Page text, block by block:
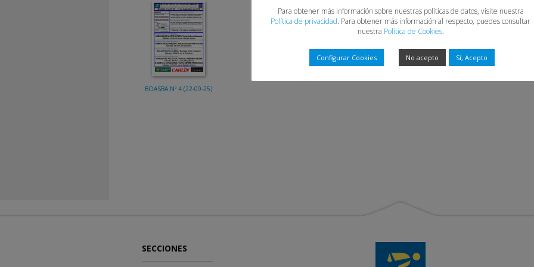
BOASBA Nº 4 (22-09-25)
SECCIONES
Para obtener más información sobre nuestras políticas de datos, visite nuestra
Política de privacidad. Para obtener más información al respecto, puedes consultar
nuestra Política de Cookies.
Configurar Cookies No acepto Sí, Acepto